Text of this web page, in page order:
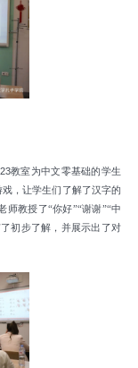
教室为中文零基础的学生
戏 ，让学生们了解了汉字的
师教授了“你好”“谢谢”“中
初步了解 ， 并展示出了对